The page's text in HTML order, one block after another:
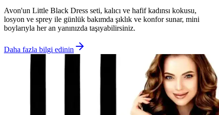
Avon'un Little Black Dress seti, kalıcı ve hafif kadınsı kokusu,
losyon ve sprey ile günlük bakımda şıklık ve konfor sunar, mini
boylarıyla her an yanınızda taşıyabilirsiniz.
Daha fazla bilgi edinin